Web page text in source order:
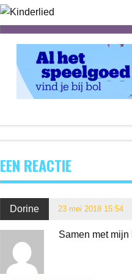
EEN REACTIE
Dorine 23 mei 2018 15:54
Samen met